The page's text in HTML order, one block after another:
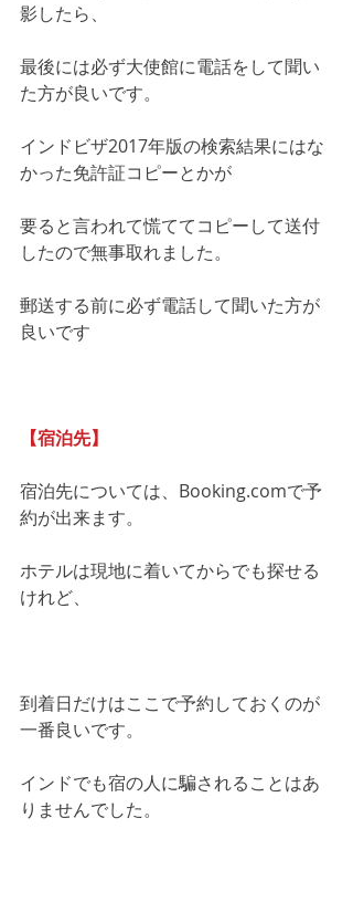
影したら、
最後には必ず大使館に電話をして聞い
た方が良いです。
インドビザ2017年版の検索結果にはな
かった免許証コピーとかが
要ると言われて慌ててコピーして送付
したので無事取れました。
郵送する前に必ず電話して聞いた方が
良いです
【宿泊先】
宿泊先については、Booking.comで予
約が出来ます。
ホテルは現地に着いてからでも探せる
けれど、
到着日だけはここで予約しておくのが
一番良いです。
インドでも宿の人に騙されることはあ
りませんでした。